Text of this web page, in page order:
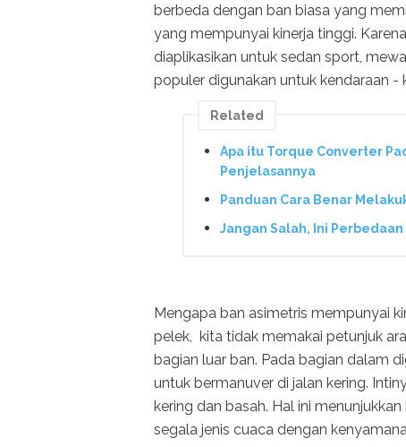
berbeda dengan ban biasa yang
yang mempunyai kinerja tinggi.
diaplikasikan untuk sedan sport,
populer digunakan untuk kendaraan -
Related
Apa itu Torque Converter
Penjelasannya
Panduan Cara Benar
Jangan Salah, Ini
Mengapa ban asimetris mempunyai
pelek, kita tidak memakai petunjuk
bagian luar ban. Pada bagian dalam
untuk bermanuver di jalan kering.
kering dan basah. Hal ini
segala jenis cuaca dengan